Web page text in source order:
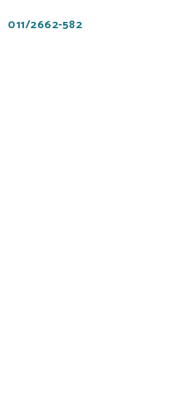
011/2662-582